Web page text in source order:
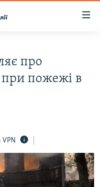
про
при пожежі в
VPN